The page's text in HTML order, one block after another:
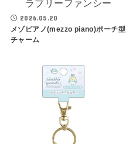
ラブリーファンシー
2026.05.20
メゾピアノ(mezzo piano)ポーチ型
チャーム